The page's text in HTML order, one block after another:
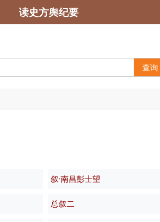
读史方舆纪要
查询
叙·南昌彭士望
总叙二